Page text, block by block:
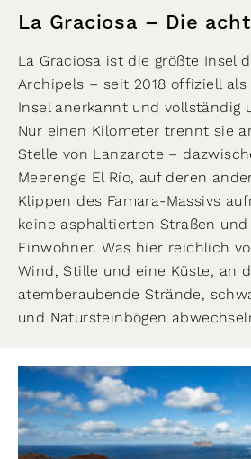
La Graciosa – Die
La Graciosa ist die größte Insel
Archipels – seit 2018 offiziell
Insel anerkannt und vollständig
Nur einen Kilometer trennt sie
Stelle von Lanzarote –
Meerenge El Río, auf deren
Klippen des Famara-Massivs
keine asphaltierten Straßen und
Einwohner. Was hier reichlich
Wind, Stille und eine Küste, an
atemberaubende Strände,
und Natursteinbögen